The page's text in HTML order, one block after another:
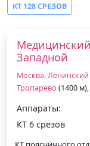
КТ 128 СРЕЗОВ
Западной
Москва, Ленинский
Тропарево (1400
Аппараты:
КТ 6 срезов